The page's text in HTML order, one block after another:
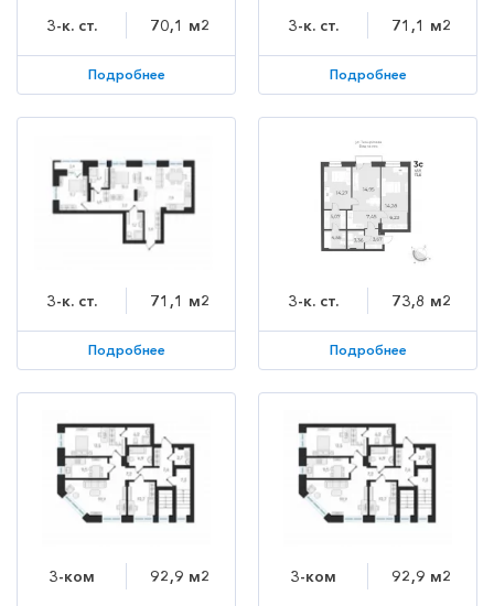
3-к. ст. 70,1 м2
Подробнее
3-к. ст. 71,1 м2
Подробнее
3-к. ст. 71,1 м2
Подробнее
3-к. ст. 73,8 м2
Подробнее
3-ком 92,9 м2 3-ком 92,9 м2